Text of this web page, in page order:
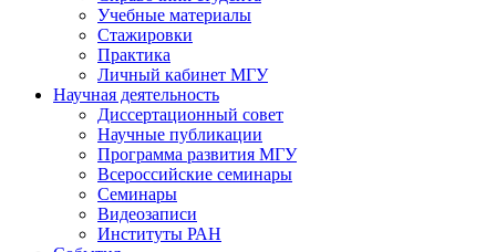
Учебные материалы
Стажировки
Практика
Личный кабинет МГУ
Научная деятельность
Диссертационный совет
Научные публикации
Программа развития МГУ
Всероссийские семинары
Семинары
Видеозаписи
Институты РАН